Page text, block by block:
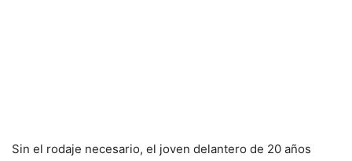
Sin el rodaje necesario, el joven delantero de 20 años